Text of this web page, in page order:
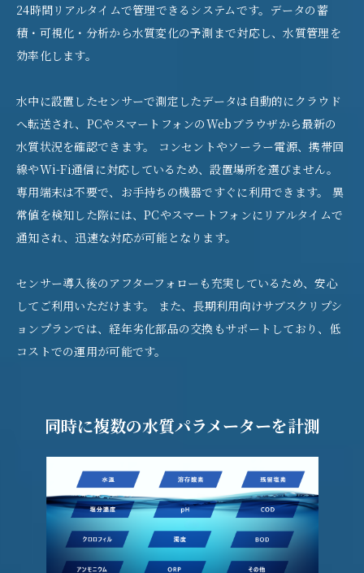
24時間リアルタイムで管理できるシステムです。データの蓄
積・可視化・分析から水質変化の予測まで対応し、水質管理を
効率化します。
水中に設置したセンサーで測定したデータは自動的にクラウド
へ転送され、PCやスマートフォンのWebブラウザから最新の
水質状況を確認できます。 コンセントやソーラー電源、携帯回
線やWi-Fi通信に対応しているため、設置場所を選びません。
専用端末は不要で、お手持ちの機器ですぐに利用できます。 異
常値を検知した際には、PCやスマートフォンにリアルタイムで
通知され、迅速な対応が可能となります。
センサー導入後のアフターフォローも充実しているため、安心
してご利用いただけます。 また、長期利用向けサブスクリプシ
ョンプランでは、経年劣化部品の交換もサポートしており、低
コストでの運用が可能です。
同時に複数の水質パラメーターを計測